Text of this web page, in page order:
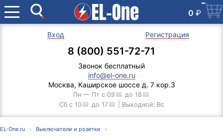
0 ₽
Вход Регистрация
8 (800) 551-72-71
Звонок бесплатный
info@el-one.ru
Москва, Каширское шоссе д. 7 кор.3
Пн — Пт с 09 00 до 18 00
Сб с 10 00 до 17 00 | Выходной: Вс
EL-One.ru Выключатели и розетки